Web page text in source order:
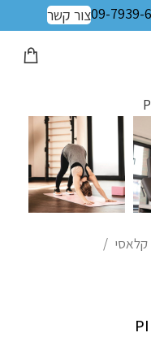
צור קשר
קלאסי